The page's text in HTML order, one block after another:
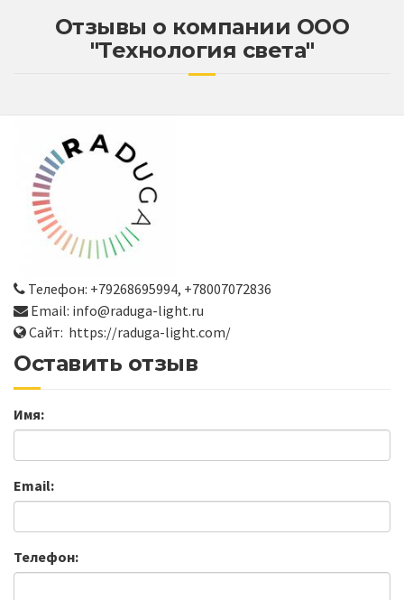
Отзывы о компании ООО
"Технология света"
Телефон: +79268695994, +78007072836
Email: info@raduga-light.ru
Сайт: https://raduga-light.com/
Оставить отзыв
Имя:
Email:
Телефон: